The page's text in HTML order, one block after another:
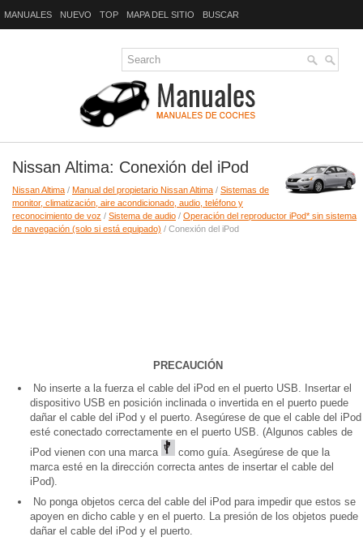
MANUALES NUEVO TOP MAPA DEL SITIO BUSCAR
Nissan Altima: Conexión del iPod
Nissan Altima / Manual del propietario Nissan Altima / Sistemas de
monitor, climatización, aire acondicionado, audio, teléfono y
reconocimiento de voz / Sistema de audio / Operación del reproductor iPod* sin sistema
de navegación (solo si está equipado) / Conexión del iPod
PRECAUCIÓN
No inserte a la fuerza el cable del iPod en el puerto USB. Insertar el
dispositivo USB en posición inclinada o invertida en el puerto puede
dañar el cable del iPod y el puerto. Asegúrese de que el cable del iPod
esté conectado correctamente en el puerto USB. (Algunos cables de
iPod vienen con una marca
como guía. Asegúrese de que la
marca esté en la dirección correcta antes de insertar el cable del
iPod).
No ponga objetos cerca del cable del iPod para impedir que estos se
apoyen en dicho cable y en el puerto. La presión de los objetos puede
dañar el cable del iPod y el puerto.